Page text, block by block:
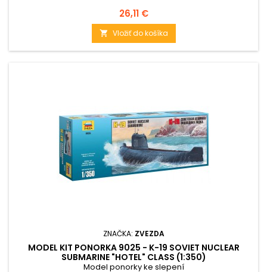
Cena
26,11 €
 Vložiť do košíka
ZNAČKA: ZVEZDA
MODEL KIT PONORKA 9025 - K-19 SOVIET NUCLEAR
SUBMARINE "HOTEL" CLASS (1:350)
Model ponorky ke slepení